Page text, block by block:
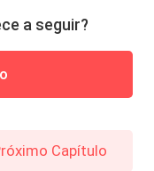
a seguir?
Capítulo